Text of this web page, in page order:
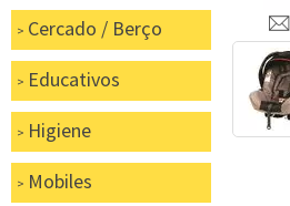
Cercado / Berço
Educativos
Higiene
Mobiles